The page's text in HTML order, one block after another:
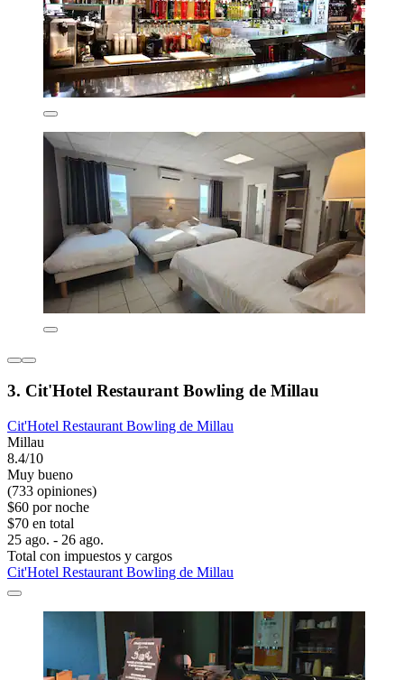
3. Cit'Hotel Restaurant Bowling de Millau
Cit'Hotel Restaurant Bowling de Millau
Millau
8.4/10
Muy bueno
(733 opiniones)
$60 por noche
$70 en total
25 ago. - 26 ago.
Total con impuestos y cargos
Cit'Hotel Restaurant Bowling de Millau